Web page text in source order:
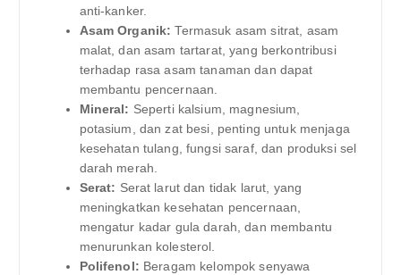
anti-kanker.
Asam Organik: Termasuk asam sitrat, asam
malat, dan asam tartarat, yang berkontribusi
terhadap rasa asam tanaman dan dapat
membantu pencernaan.
Mineral: Seperti kalsium, magnesium,
potasium, dan zat besi, penting untuk menjaga
kesehatan tulang, fungsi saraf, dan produksi sel
darah merah.
Serat: Serat larut dan tidak larut, yang
meningkatkan kesehatan pencernaan,
mengatur kadar gula darah, dan membantu
menurunkan kolesterol.
Polifenol: Beragam kelompok senyawa